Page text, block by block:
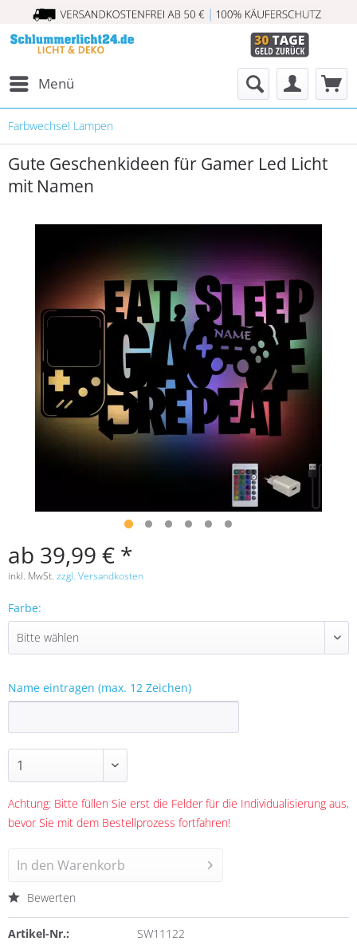
Menü
Farbwechsel Lampen
Gute Geschenkideen für Gamer Led Licht
mit Namen
ab 39,99 € *
inkl. MwSt. zzgl. Versandkosten
Farbe:
Name eintragen (max. 12 Zeichen)
Achtung: Bitte füllen Sie erst die Felder für die Individualisierung aus,
bevor Sie mit dem Bestellprozess fortfahren!
In den Warenkorb
Bewerten
Artikel-Nr.: SW11122